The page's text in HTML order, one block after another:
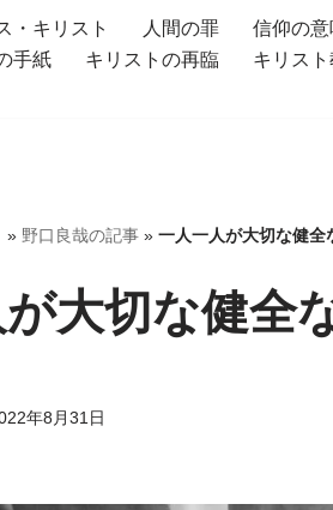
・キリスト 人間の罪 信仰の
手紙 キリストの再臨 キリス
» 野口良哉の記事 » 一人一人が大切な健全
大切な健全
年8月31日